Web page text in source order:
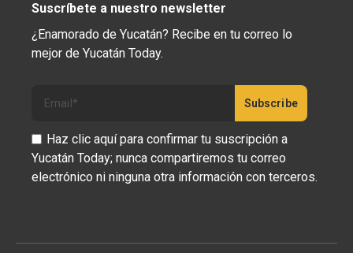
Suscríbete a nuestro newsletter
¿Enamorado de Yucatán? Recibe en tu correo lo
mejor de Yucatán Today.
Haz clic aquí para confirmar tu suscripción a
Yucatán Today; nunca compartiremos tu correo
electrónico ni ninguna otra información con terceros.